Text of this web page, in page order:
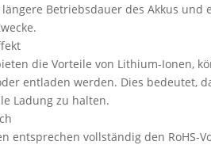
Betriebsdauer des Akkus und
die Vorteile von Lithium-Ionen,
entladen werden. Dies bedeutet,
Ladung zu halten.
entsprechen vollständig den RoHS-